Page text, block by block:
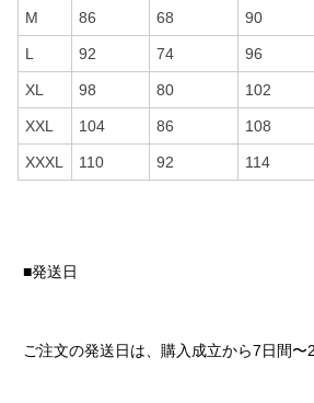
M 86 68 90
L 92 74 96
XL 98 80 102
XXL 104 86 108
XXXL 110 92 114
■発送日
ご注文の発送日は、購入成立から7日間〜